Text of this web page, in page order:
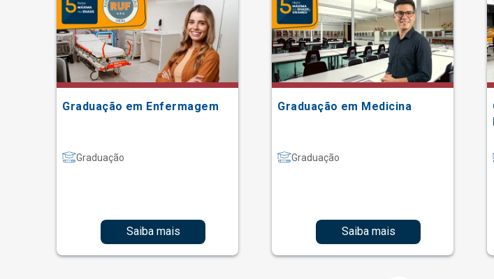
Graduação em Enfermagem
Graduação
Saiba mais
Graduação em Medicina
Graduação
Saiba mais